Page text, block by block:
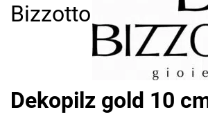
Bizzotto
Dekopilz gold 10